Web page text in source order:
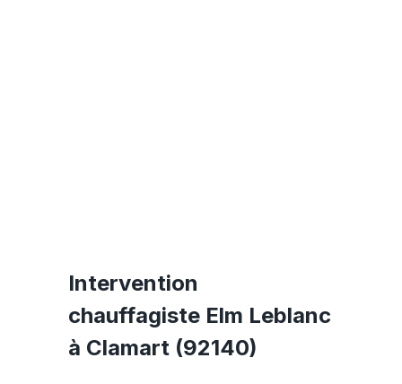
Intervention
chauffagiste Elm Leblanc
à Clamart (92140)